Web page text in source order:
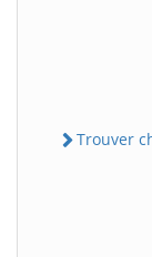
Trouver